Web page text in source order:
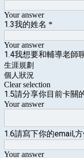
Your answer
1.3我的姓名 *
Your answer
1.4我想要和輔導老師
生涯規劃
個人狀況
Clear selection
1.5請分享你目前卡關
Your answer
1.6請寫下你的email,
Your answer